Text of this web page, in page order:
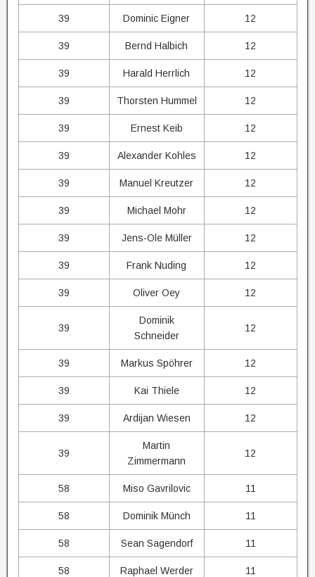
39 Dominic Eigner 12
39 Bernd Halbich 12
39 Harald Herrlich 12
39 Thorsten Hummel 12
39 Ernest Keib 12
39 Alexander Kohles 12
39 Manuel Kreutzer 12
39 Michael Mohr 12
39 Jens-Ole Müller 12
39 Frank Nuding 12
39 Oliver Oey 12
39
Dominik
Schneider
12
39 Markus Spöhrer 12
39 Kai Thiele 12
39 Ardijan Wiesen 12
39
Martin
Zimmermann
12
58 Miso Gavrilovic 11
58 Dominik Münch 11
58 Sean Sagendorf 11
58 Raphael Werder 11